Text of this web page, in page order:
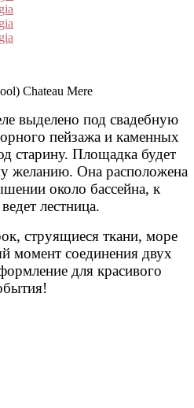
Chateau Mere
выделено под свадебную
пейзажа и каменных
старину. Площадка будет
желанию. Она расположена
около бассейна, к
лестница.
струящиеся ткани, море
момент соединения двух
для красивого